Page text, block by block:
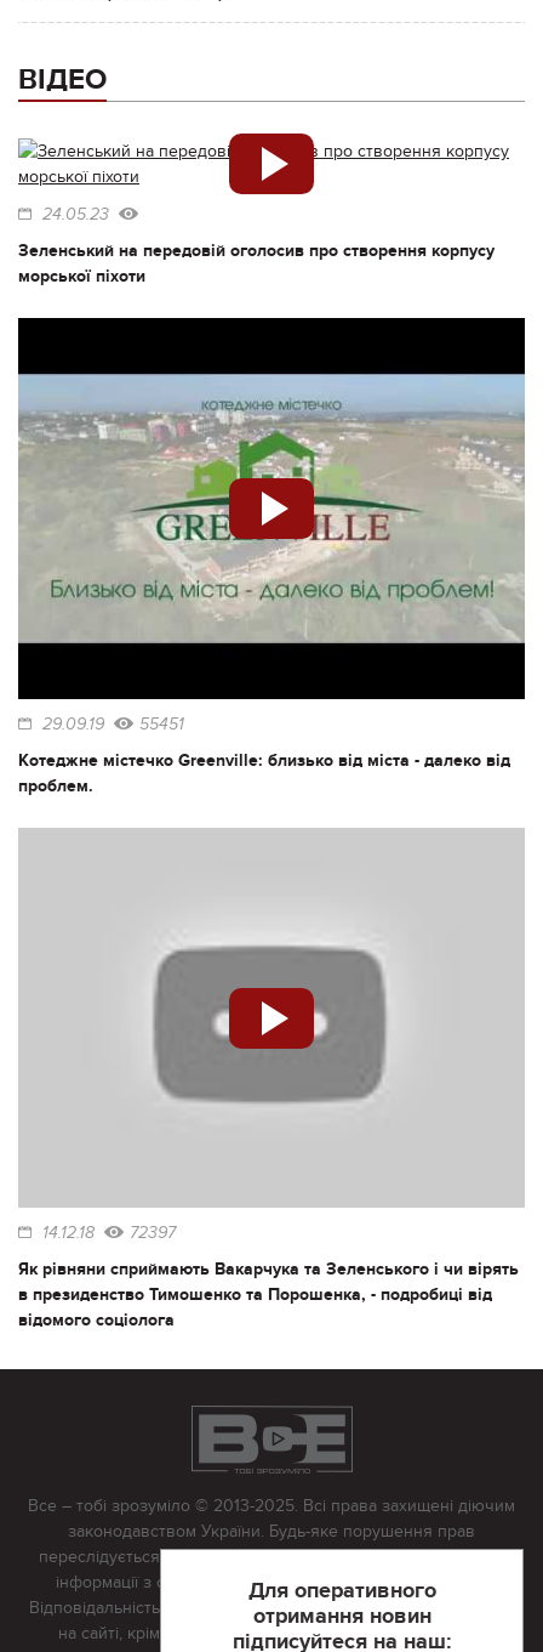
ВІДЕО
24.05.23
Зеленський на передовій оголосив про створення корпусу
морської піхоти
29.09.19 55451
Котеджне містечко Greenville: близько від міста - далеко від
проблем.
14.12.18 72397
Як рівняни сприймають Вакарчука та Зеленського і чи вірять
в президенство Тимошенко та Порошенка, - подробиці від
відомого соціолога
Для оперативного
отримання новин
підписуйтеся на наш:
Все – тобі зрозуміло © 2013-2025. Всі права захищені діючим
законодавством України. Будь-яке порушення прав
переслідується в судовому порядку. Будь-яке відтворення
інформації з сайту тільки з письмово дозволу редакції.
Відповідальність за достовірність усіх матеріалів, розміщених
на сайті, крім матеріалів, які містять посилання на інші